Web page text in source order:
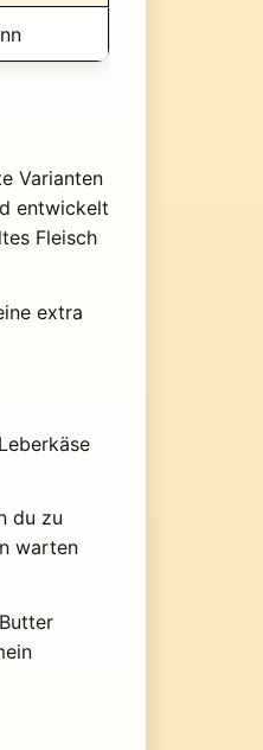
Varianten
entwickelt
Fleisch
extra
du zu
warten